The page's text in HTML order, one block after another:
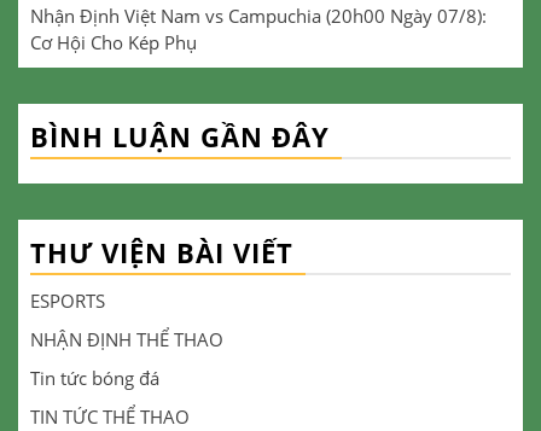
Nhận Định Việt Nam vs Campuchia (20h00 Ngày 07/8):
Cơ Hội Cho Kép Phụ
BÌNH LUẬN GẦN ĐÂY
THƯ VIỆN BÀI VIẾT
ESPORTS
NHẬN ĐỊNH THỂ THAO
Tin tức bóng đá
TIN TỨC THỂ THAO